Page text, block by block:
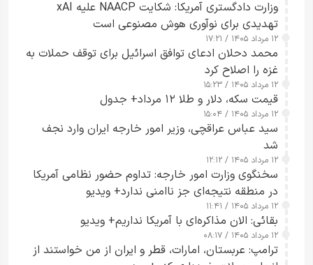
وزارت دادگستری آمریکا: شکایت NAACP علیه xAI
تهدیدی برای نوآوری هوش مصنوعی است
۱۲ مرداد ۱۴۰۵ / ۱۷:۲۱
محمد دحلان ادعای توافق اسرائیل برای توقف حملات به
غزه را اصلاح کرد
۱۲ مرداد ۱۴۰۵ / ۱۵:۲۳
قیمت سکه، دلار و طلا ۱۲ مرداد+ جدول
۱۲ مرداد ۱۴۰۵ / ۱۵:۰۴
سید عباس عراقچی، وزیر امور خارجه ایران وارد نجف
شد
۱۲ مرداد ۱۴۰۵ / ۱۲:۱۲
سخنگوی وزارت امور خارجه: تداوم حضور نظامی آمریکا
در منطقه نتیجه‌ای جز ناامنی ندارد+ ویدیو
۱۲ مرداد ۱۴۰۵ / ۱۱:۴۱
بقائی: الان مذاکره‌ای با آمریکا نداریم+ ویدیو
۱۲ مرداد ۱۴۰۵ / ۰۸:۱۷
ترامپ: عربستان، امارات، قطر و ایران از من خواستند از